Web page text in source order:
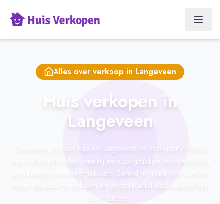
Alles over verkoop in Langeveen
Huis verkopen in
Langeveen
Overweeg je jouw huis in Langeveen te verkopen? Het is
een belangrijke stap waarbij een zorgvuldige voorbereiding
en strategie voorrang hebben. Bereid je goed voor om het
beste resultaat te behalen en gebruik altijd deskundige hulp
voor succes.